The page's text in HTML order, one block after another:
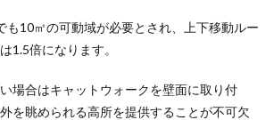
も10㎡の可動域が必要とされ、上下移動ルー
1.5倍になります。
場合はキャットウォークを壁面に取り付
を眺められる高所を提供することが不可欠